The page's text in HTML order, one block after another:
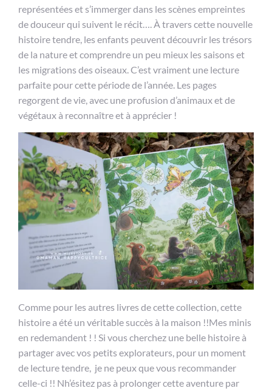
représentées et s’immerger dans les scènes empreintes
de douceur qui suivent le récit…. À travers cette nouvelle
histoire tendre, les enfants peuvent découvrir les trésors
de la nature et comprendre un peu mieux les saisons et
les migrations des oiseaux. C’est vraiment une lecture
parfaite pour cette période de l’année. Les pages
regorgent de vie, avec une profusion d’animaux et de
végétaux à reconnaître et à apprécier !
Comme pour les autres livres de cette collection, cette
histoire a été un véritable succès à la maison !!Mes minis
en redemandent ! ! Si vous cherchez une belle histoire à
partager avec vos petits explorateurs, pour un moment
de lecture tendre, je ne peux que vous recommander
celle-ci !! Nh’ésitez pas à prolonger cette aventure par